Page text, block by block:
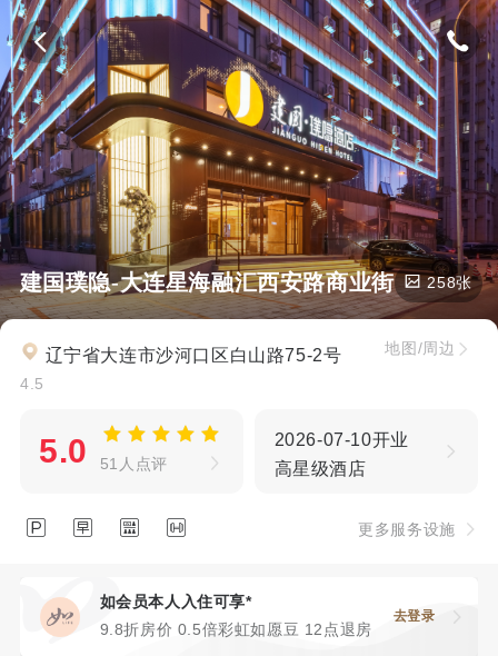
建国璞隐-大连星海融汇西安路商业街店 258张
辽宁省大连市沙河口区白山路75-2号
4.5
地图/周边
5.0 51人点评
2026-07-10开业
高星级酒店
    更多服务设施
如会员本人入住可享*
9.8折房价 0.5倍彩虹如愿豆 12点退房
去登录